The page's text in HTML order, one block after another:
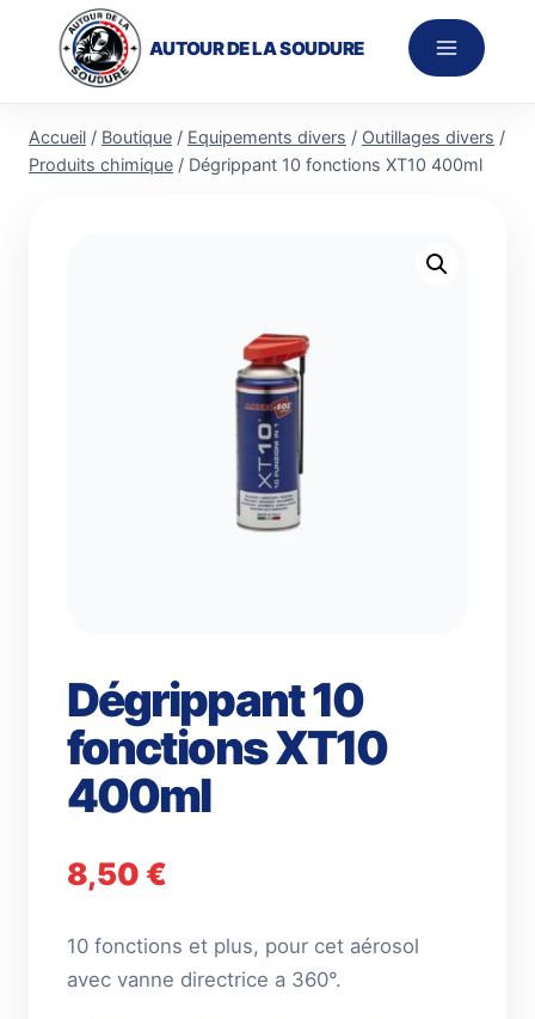
contenu
AUTOUR DE LA SOUDURE
Accueil / Boutique / Equipements divers / Outillages divers /
Produits chimique / Dégrippant 10 fonctions XT10 400ml
Dégrippant 10
fonctions XT10
400ml
8,50 €
10 fonctions et plus, pour cet aérosol
avec vanne directrice a 360°.